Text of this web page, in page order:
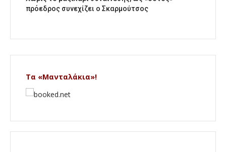
πρόεδρος συνεχίζει ο Σκαρμούτσος
Τα «Μανταλάκια»!